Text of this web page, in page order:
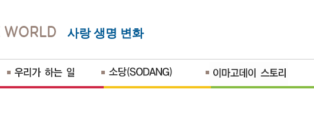
사랑 생명 변화